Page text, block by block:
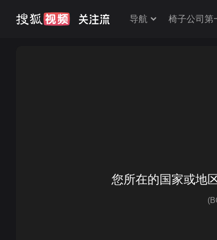
导航 椅子公司第
您所在的国家或地